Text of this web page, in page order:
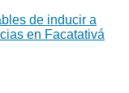
de inducir a
en Facatativá